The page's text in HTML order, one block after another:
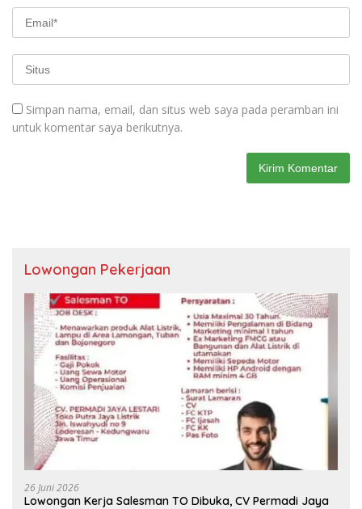
Simpan nama, email, dan situs web saya pada peramban ini
untuk komentar saya berikutnya.
Lowongan Pekerjaan
26 Juni 2026
Lowongan Kerja Salesman TO Dibuka, CV Permadi Jaya